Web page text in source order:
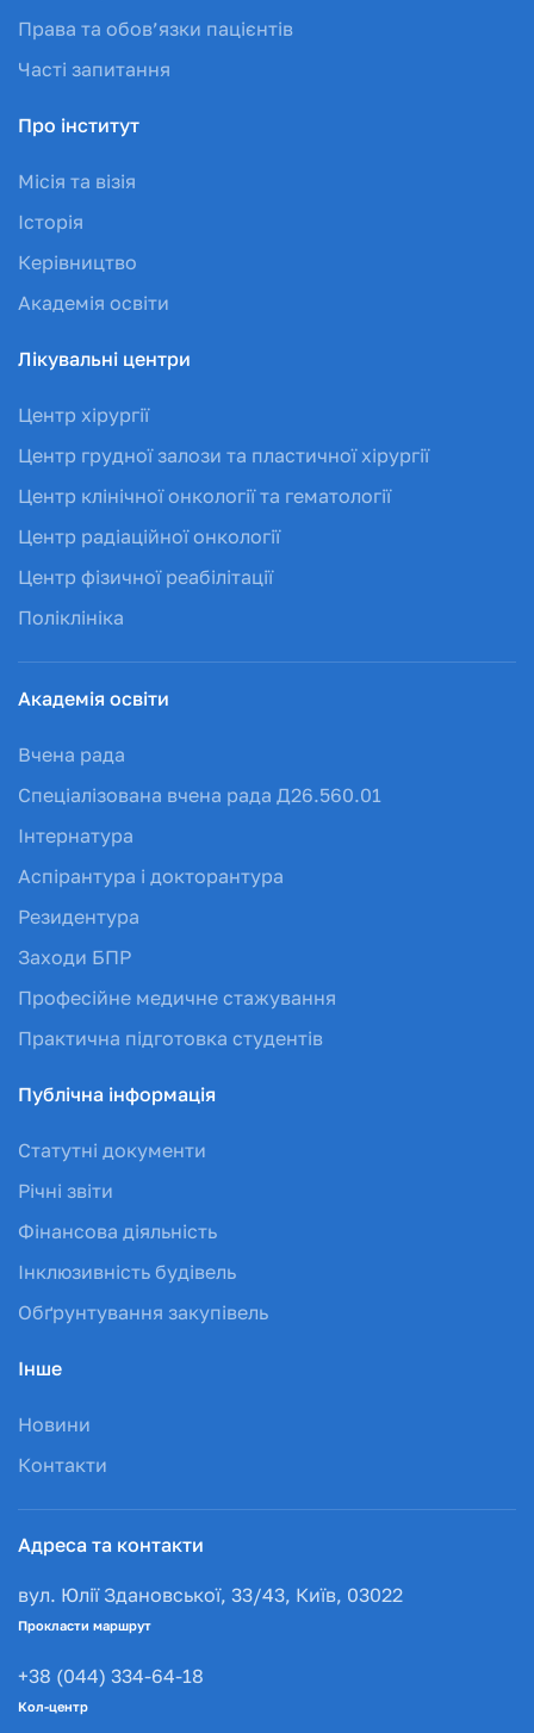
Права та обов’язки пацієнтів
Часті запитання
Про інститут
Місія та візія
Історія
Керівництво
Академія освіти
Лікувальні центри
Центр хірургії
Центр грудної залози та пластичної хірургії
Центр клінічної онкології та гематології
Центр радіаційної онкології
Центр фізичної реабілітації
Поліклініка
Академія освіти
Вчена рада
Спеціалізована вчена рада Д26.560.01
Інтернатура
Аспірантура і докторантура
Резидентура
Заходи БПР
Професійне медичне стажування
Практична підготовка студентів
Публічна інформація
Статутні документи
Річні звіти
Фінансова діяльність
Інклюзивність будівель
Обґрунтування закупівель
Інше
Новини
Контакти
Адреса та контакти
вул. Юлії Здановської, 33/43, Київ, 03022
Прокласти маршрут
+38 (044) 334-64-18
Кол-центр